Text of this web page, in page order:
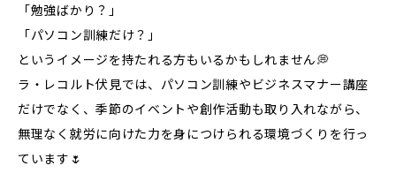
「勉強ばかり？」
「パソコン訓練だけ？」
というイメージを持たれる方もいるかもしれません💭
ラ・レコルト伏見では、パソコン訓練やビジネスマナー講座
だけでなく、季節のイベントや創作活動も取り入れながら、
無理なく就労に向けた力を身につけられる環境づくりを行っ
ています🌷